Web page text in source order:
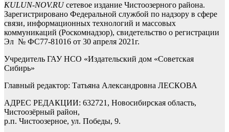
KULUN-NOV.RUсетевое издание Чистоозерного района.
Зарегистрировано Федеральной службой по надзору в сфере
связи, информационных технологий и массовых
коммуникаций (Роскомнадзор), свидетельство о регистрации
Эл № ФС77-81016 от 30 апреля 2021г.
Учредитель ГАУ НСО «Издательский дом «Советская
Сибирь»
Главный редактор: Татьяна Александровна ЛЕСКОВА
АДРЕС РЕДАКЦИИ: 632721, Новосибирская область,
Чистоозёрный район,
р.п. Чистоозерное, ул. Победы, 9.